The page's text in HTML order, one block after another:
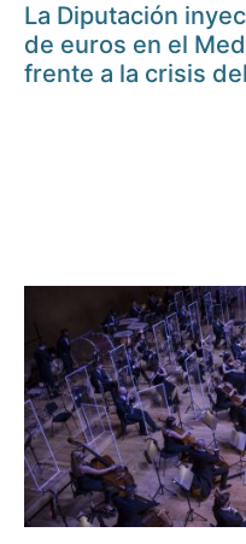
La Diputación
de euros en el
frente a la crisis